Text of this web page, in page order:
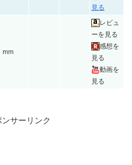
見る
mm
レビュ
ーを見る
感想を
見る
動画を
見る
ンサーリンク